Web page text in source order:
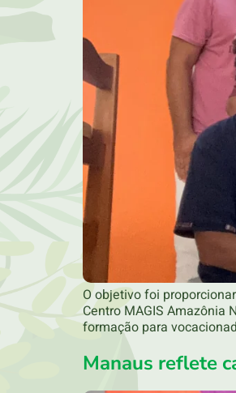
O objetivo foi
Centro MAGIS Amazônia
formação para
Manaus reflete